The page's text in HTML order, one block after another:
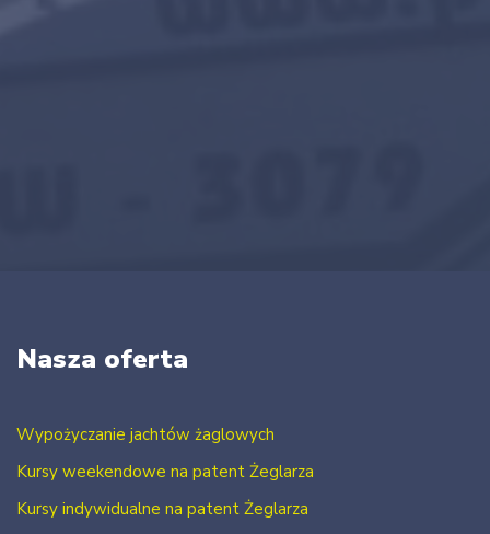
Nasza oferta
Wypożyczanie jachtów żaglowych
Kursy weekendowe na patent Żeglarza
Kursy indywidualne na patent Żeglarza